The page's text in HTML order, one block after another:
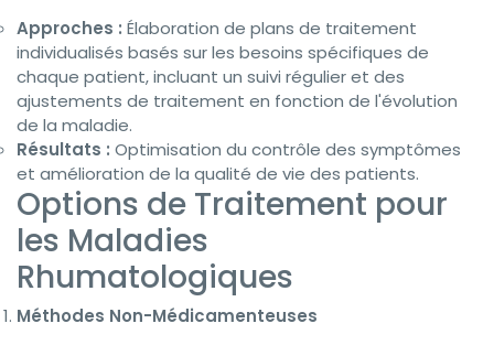
Approches : Élaboration de plans de traitement
individualisés basés sur les besoins spécifiques de
chaque patient, incluant un suivi régulier et des
ajustements de traitement en fonction de l'évolution
de la maladie.
Résultats : Optimisation du contrôle des symptômes
et amélioration de la qualité de vie des patients.
Options de Traitement pour
les Maladies
Rhumatologiques
Méthodes Non-Médicamenteuses